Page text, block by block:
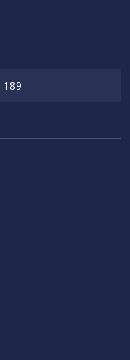
189